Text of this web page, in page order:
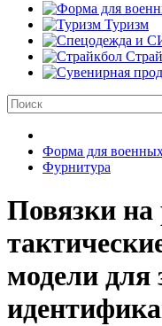
Туризм
Форма для
Фурнитура
Повязки на
модели